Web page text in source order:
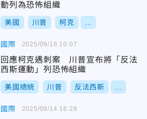
動列為恐怖組織
美國 川普 柯克
國際
回應柯克遇刺案 川普宣布將「反法
西斯運動」列恐怖組織
美國總統 川普 反法西斯
2025/09/18 10:07
國際 2025/09/14 16:28